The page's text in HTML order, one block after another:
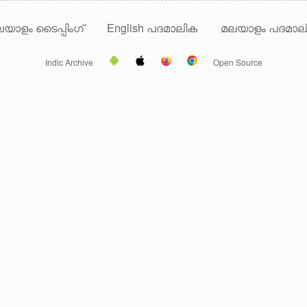
ടൈപ്പിംഗ് English പദമാലിക മലയാളം
Indic Archive Open Source